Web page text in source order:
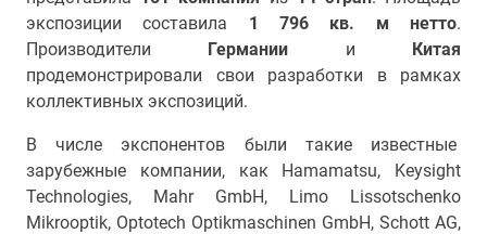
экспозиции составила 1 796 кв. м нетто.
Производители Германии и Китая
продемонстрировали свои разработки в рамках
коллективных экспозиций.
В числе экспонентов были такие известные
зарубежные компании, как Hamamatsu, Keysight
Technologies, Mahr GmbH, Limo Lissotschenko
Mikrooptik, Optotech Optikmaschinen GmbH, Schott AG,